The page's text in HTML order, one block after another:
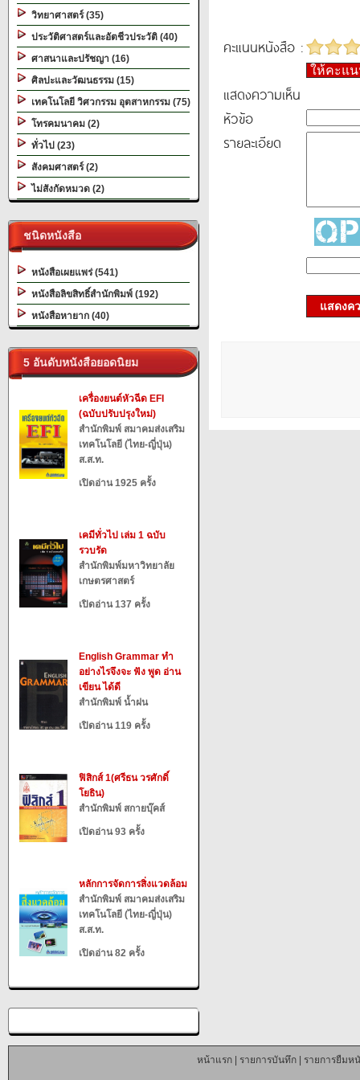
วิทยาศาสตร์ (35)
ประวัติศาสตร์และอัตชีวประวัติ (40)
ศาสนาและปรัชญา (16)
ศิลปะและวัฒนธรรม (15)
เทคโนโลยี วิศวกรรม อุตสาหกรรม (75)
โทรคมนาคม (2)
ทั่วไป (23)
สังคมศาสตร์ (2)
ไม่สังกัดหมวด (2)
ชนิดหนังสือ
หนังสือเผยแพร่ (541)
หนังสือลิขสิทธิ์สำนักพิมพ์ (192)
หนังสือหายาก (40)
5 อันดับหนังสือยอดนิยม
เครื่องยนต์หัวฉีด EFI
(ฉบับปรับปรุงใหม่)
สำนักพิมพ์ สมาคมส่งเสริม
เทคโนโลยี (ไทย-ญี่ปุ่น)
ส.ส.ท.
เปิดอ่าน 1925 ครั้ง
เคมีทั่วไป เล่ม 1 ฉบับ
รวบรัด
สำนักพิมพ์มหาวิทยาลัย
เกษตรศาสตร์
เปิดอ่าน 137 ครั้ง
English Grammar ทำ
อย่างไรจึงจะ ฟัง พูด อ่าน
เขียน ได้ดี
สำนักพิมพ์ น้ำฝน
เปิดอ่าน 119 ครั้ง
ฟิสิกส์ 1(ศรีธน วรศักดิ์
โยธิน)
สำนักพิมพ์ สกายบุ๊คส์
เปิดอ่าน 93 ครั้ง
หลักการจัดการสิ่งแวดล้อม
สำนักพิมพ์ สมาคมส่งเสริม
เทคโนโลยี (ไทย-ญี่ปุ่น)
ส.ส.ท.
เปิดอ่าน 82 ครั้ง
คะแนนหนังสือ :
ให้คะแ
แสดงความเห็น
หัวข้อ
รายละเอียด
แสดงค
หน้าแรก| รายการบันทึก| รายการยืมห